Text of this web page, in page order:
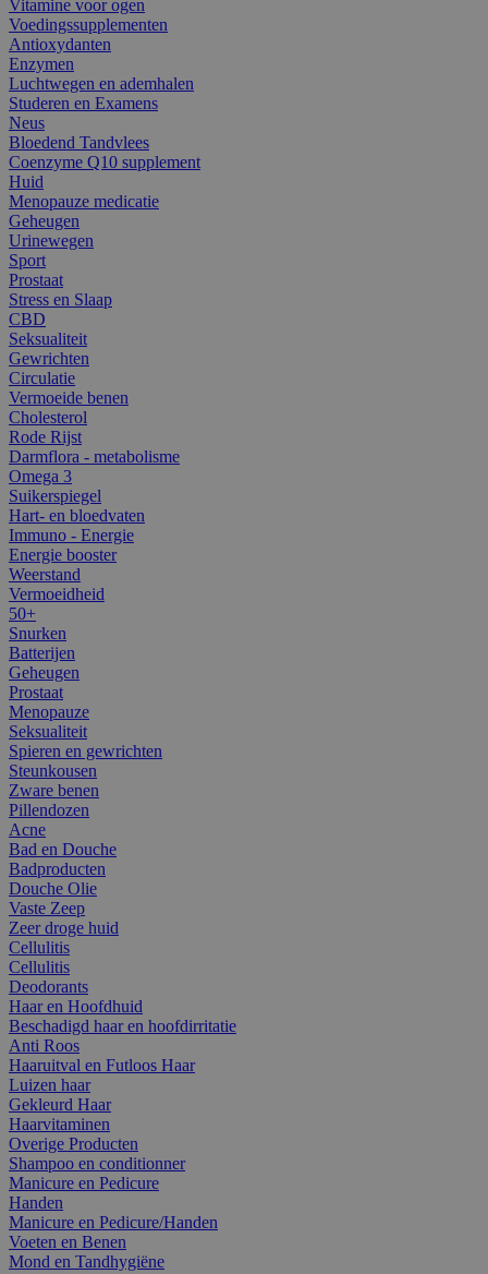
Vitamine voor ogen
Voedingssupplementen
Antioxydanten
Enzymen
Luchtwegen en ademhalen
Studeren en Examens
Neus
Bloedend Tandvlees
Coenzyme Q10 supplement
Huid
Menopauze medicatie
Geheugen
Urinewegen
Sport
Prostaat
Stress en Slaap
CBD
Seksualiteit
Gewrichten
Circulatie
Vermoeide benen
Cholesterol
Rode Rijst
Darmflora - metabolisme
Omega 3
Suikerspiegel
Hart- en bloedvaten
Immuno - Energie
Energie booster
Weerstand
Vermoeidheid
50+
Snurken
Batterijen
Geheugen
Prostaat
Menopauze
Seksualiteit
Spieren en gewrichten
Steunkousen
Zware benen
Pillendozen
Acne
Bad en Douche
Badproducten
Douche Olie
Vaste Zeep
Zeer droge huid
Cellulitis
Cellulitis
Deodorants
Haar en Hoofdhuid
Beschadigd haar en hoofdirritatie
Anti Roos
Haaruitval en Futloos Haar
Luizen haar
Gekleurd Haar
Haarvitaminen
Overige Producten
Shampoo en conditionner
Manicure en Pedicure
Handen
Manicure en Pedicure/Handen
Voeten en Benen
Mond en Tandhygiëne